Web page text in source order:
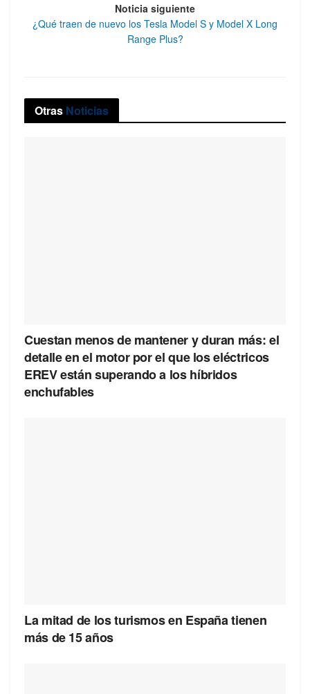
Noticia siguiente
¿Qué traen de nuevo los Tesla Model S y Model X Long
Range Plus?
Otras Noticias
Cuestan menos de mantener y duran más: el
detalle en el motor por el que los eléctricos
EREV están superando a los híbridos
enchufables
La mitad de los turismos en España tienen
más de 15 años